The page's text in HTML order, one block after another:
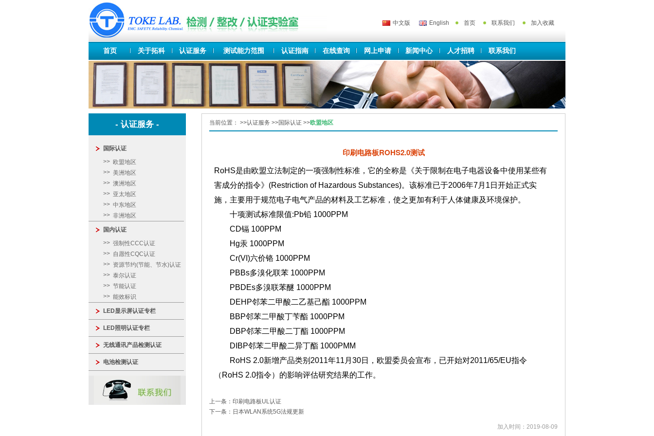
首页 联系我们 加入收藏
中文版 English
首页 关于拓科 认证服务 测试能力范围 认证指南 在线查询 网上申请 新闻中心 人才招聘 联系我们
- 认证服务 -
国际认证
欧盟地区
美洲地区
澳洲地区
亚太地区
中东地区
非洲地区
国内认证
强制性CCC认证
自愿性CQC认证
资源节约(节能、节水)认证
泰尔认证
节能认证
能效标识
LED显示屏认证专栏
LED照明认证专栏
无线通讯产品检测认证
电池检测认证
当前位置： >>认证服务 >>国际认证 >>欧盟地区
印刷电路板ROHS2.0测试
RoHS是由欧盟立法制定的一项强制性标准，它的全称是《关于限制在电子电器设备中使用某些有
害成分的指令》(Restriction of Hazardous Substances)。该标准已于2006年7月1日开始正式实
施，主要用于规范电子电气产品的材料及工艺标准，使之更加有利于人体健康及环境保护。
十项测试标准限值:Pb铅 1000PPM
CD镉 100PPM
Hg汞 1000PPM
Cr(VI)六价铬 1000PPM
PBBs多溴化联苯 1000PPM
PBDEs多溴联苯醚 1000PPM
DEHP邻苯二甲酸二乙基己酯 1000PPM
BBP邻苯二甲酸丁苄酯 1000PPM
DBP邻苯二甲酸二丁酯 1000PPM
DIBP邻苯二甲酸二异丁酯 1000PMM
RoHS 2.0新增产品类别2011年11月30日，欧盟委员会宣布，已开始对2011/65/EU指令
（RoHS 2.0指令）的影响评估研究结果的工作。
上一条：印刷电路板UL认证
下一条：日本WLAN系统5G法规更新
加入时间：2019-08-09